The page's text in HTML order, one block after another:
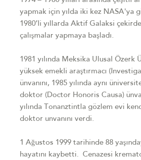
yapmak için yılda iki kez NASA'ya
1980’li yıllarda Aktif Galaksi
çalışmalar yapmaya başladı.
1981 yılında Meksika Ulusal Özerk
yüksek emekli araştırmacı
ünvanını, 1985 yılında aynı
doktor (Doctor Honoris Causa)
yılında Tonanztintla gözlem evi
doktor unvanını verdi.
1 Ağustos 1999 tarihinde 88
hayatını kaybetti. Cenazesi